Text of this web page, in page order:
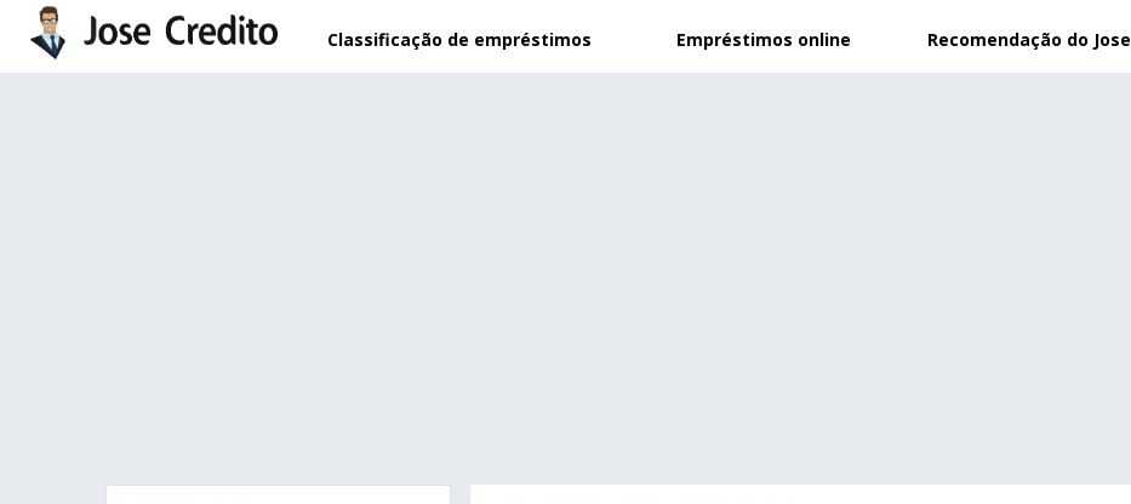
Pular para o conteúdo principal
Classificação de empréstimos Empréstimos online Recomendação do Jose